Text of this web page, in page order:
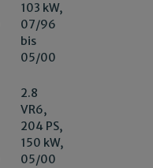
103 kW,
07/96
bis
05/00
2.8
VR6,
204 PS,
150 kW,
05/00